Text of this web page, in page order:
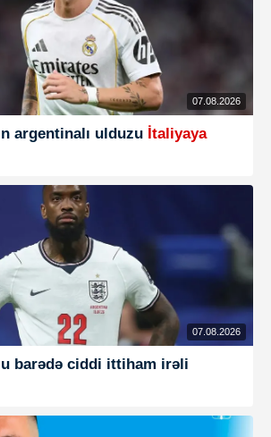
07.08.2026
argentinalı ulduzu İtaliyaya
07.08.2026
barədə ciddi ittiham irəli